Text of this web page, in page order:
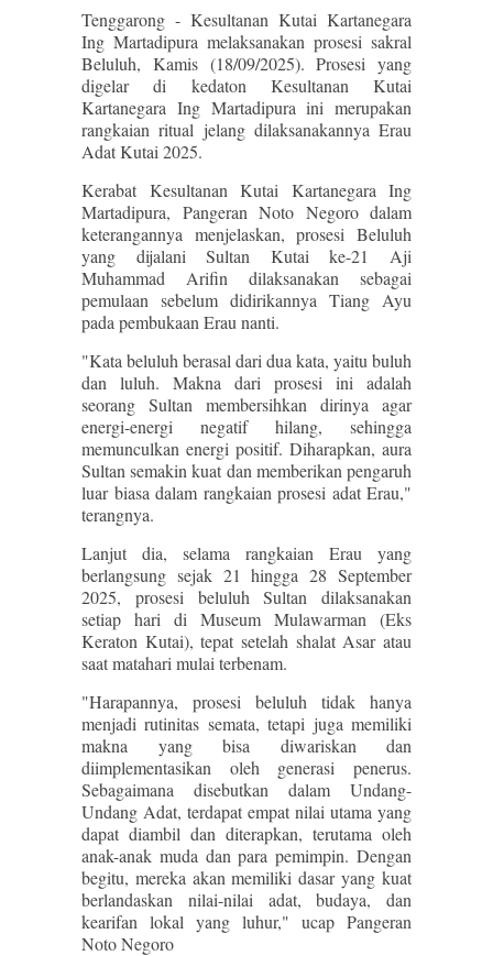
Tenggarong - Kesultanan Kutai Kartanegara
Ing Martadipura melaksanakan prosesi sakral
Beluluh, Kamis (18/09/2025). Prosesi yang
digelar di kedaton Kesultanan Kutai
Kartanegara Ing Martadipura ini merupakan
rangkaian ritual jelang dilaksanakannya Erau
Adat Kutai 2025.
Kerabat Kesultanan Kutai Kartanegara Ing
Martadipura, Pangeran Noto Negoro dalam
keterangannya menjelaskan, prosesi Beluluh
yang dijalani Sultan Kutai ke-21 Aji
Muhammad Arifin dilaksanakan sebagai
pemulaan sebelum didirikannya Tiang Ayu
pada pembukaan Erau nanti.
"Kata beluluh berasal dari dua kata, yaitu buluh
dan luluh. Makna dari prosesi ini adalah
seorang Sultan membersihkan dirinya agar
energi-energi negatif hilang, sehingga
memunculkan energi positif. Diharapkan, aura
Sultan semakin kuat dan memberikan pengaruh
luar biasa dalam rangkaian prosesi adat Erau,"
terangnya.
Lanjut dia, selama rangkaian Erau yang
berlangsung sejak 21 hingga 28 September
2025, prosesi beluluh Sultan dilaksanakan
setiap hari di Museum Mulawarman (Eks
Keraton Kutai), tepat setelah shalat Asar atau
saat matahari mulai terbenam.
"Harapannya, prosesi beluluh tidak hanya
menjadi rutinitas semata, tetapi juga memiliki
makna yang bisa diwariskan dan
diimplementasikan oleh generasi penerus.
Sebagaimana disebutkan dalam Undang-
Undang Adat, terdapat empat nilai utama yang
dapat diambil dan diterapkan, terutama oleh
anak-anak muda dan para pemimpin. Dengan
begitu, mereka akan memiliki dasar yang kuat
berlandaskan nilai-nilai adat, budaya, dan
kearifan lokal yang luhur," ucap Pangeran
Noto Negoro